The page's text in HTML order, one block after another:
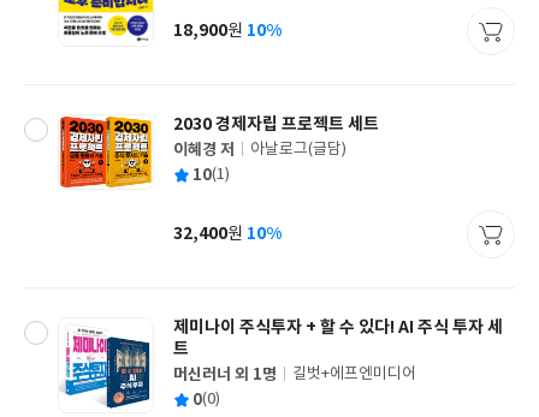
사
가
18,900원 10%
2030 경제자립 프로젝트 세트
글
쓴
이혜경 저
출
사
아날로그(글담)
평 10(1)
가
32,400원 10%
제미나이 주식투자 + 할 수 있다! AI 주식 투자 세
트
글
쓴
머신러너 외 1명
출
길벗+에프엔미디어
평 0(0)